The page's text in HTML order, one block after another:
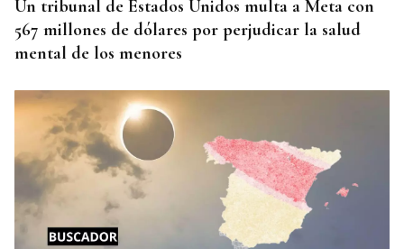
Un tribunal de Estados Unidos multa a Meta con
567 millones de dólares por perjudicar la salud
mental de los menores